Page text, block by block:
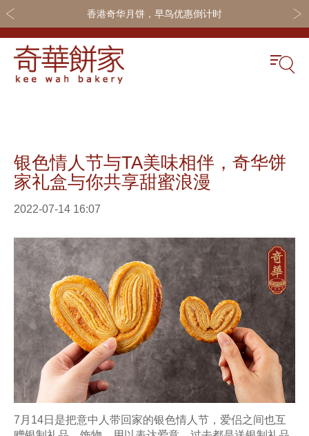
香港奇华月饼，早鸟优惠倒计时
最新推广
网店商城
线下门店
定制服务
嫁喜须知
奇华礼盒
嫁喜礼饼
节日礼品
迪士尼系列
所有产品
联系我们
加入奇华
银色情人节与TA美味相伴，奇华饼
家礼盒与你共享甜蜜浪漫
2022-07-14 16:07
7月14日是把意中人带回家的银色情人节，爱侣之间也互